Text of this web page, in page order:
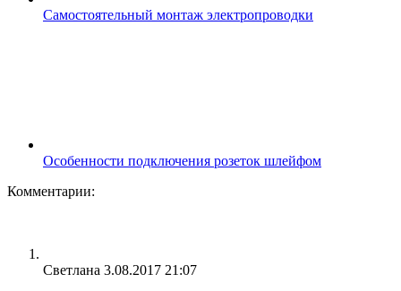
Самостоятельный монтаж электропроводки
Особенности подключения розеток шлейфом
Комментарии:
Светлана 3.08.2017 21:07